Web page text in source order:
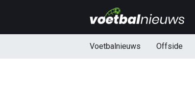
Voetbalnieuws Offside